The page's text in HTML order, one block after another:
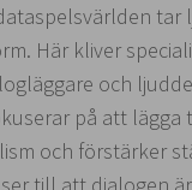
tar
Här kliver
och
på att
och förstärker
till att dialogen